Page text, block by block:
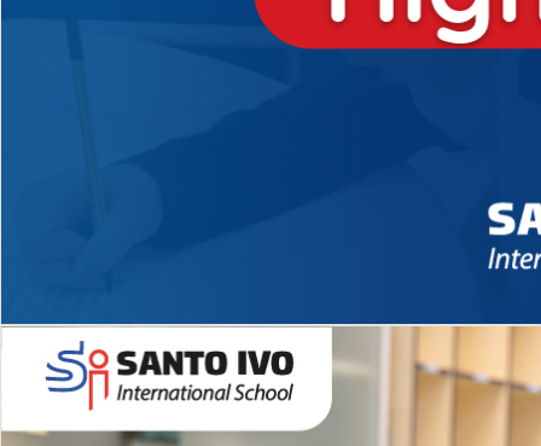
Novidades 2026 High School